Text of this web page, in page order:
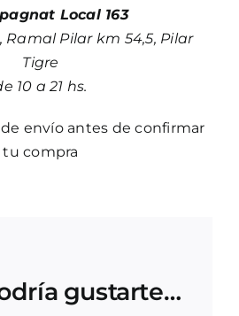
Local 163
Pilar km 54,5, Pilar
Tigre
10 a 21 hs.
de envío antes de confirmar
tu compra
gustarte…